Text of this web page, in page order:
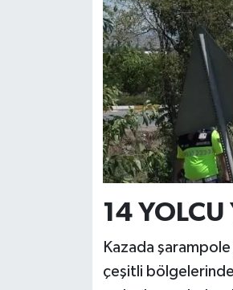
14 YOLCU
Kazada şarampole
çeşitli